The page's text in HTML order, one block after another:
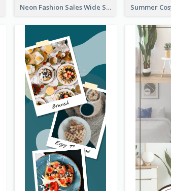
Neon Fashion Sales Wide Skyscraper Banner